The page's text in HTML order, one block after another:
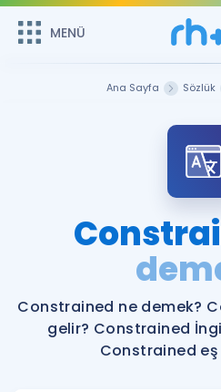
MENÜ
Şifremi
Sepetin Şu
Remzi Hoca ile seni sınava
bekliyor!
MENÜ
Katılımcı Görüşleri
Faydalı Araçlar
Ücretsiz Kaynaklar
Ana Sayfa Sözlük
Constrained ne demek?
gelir? Constrained
Constrained eş